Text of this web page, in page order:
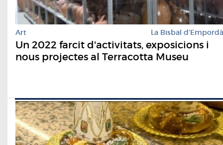
Art La Bisbal d'Empordà
Un 2022 farcit d'activitats, exposicions i
nous projectes al Terracotta Museu